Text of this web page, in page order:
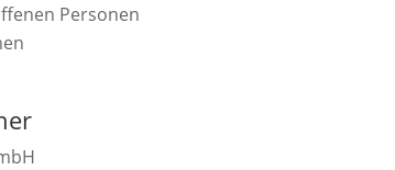
Personen